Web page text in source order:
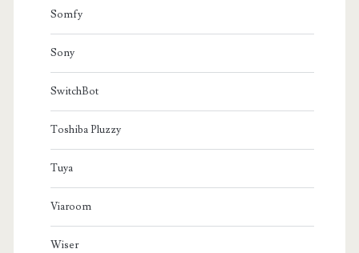
Somfy
Sony
SwitchBot
Toshiba Pluzzy
Tuya
Viaroom
Wiser